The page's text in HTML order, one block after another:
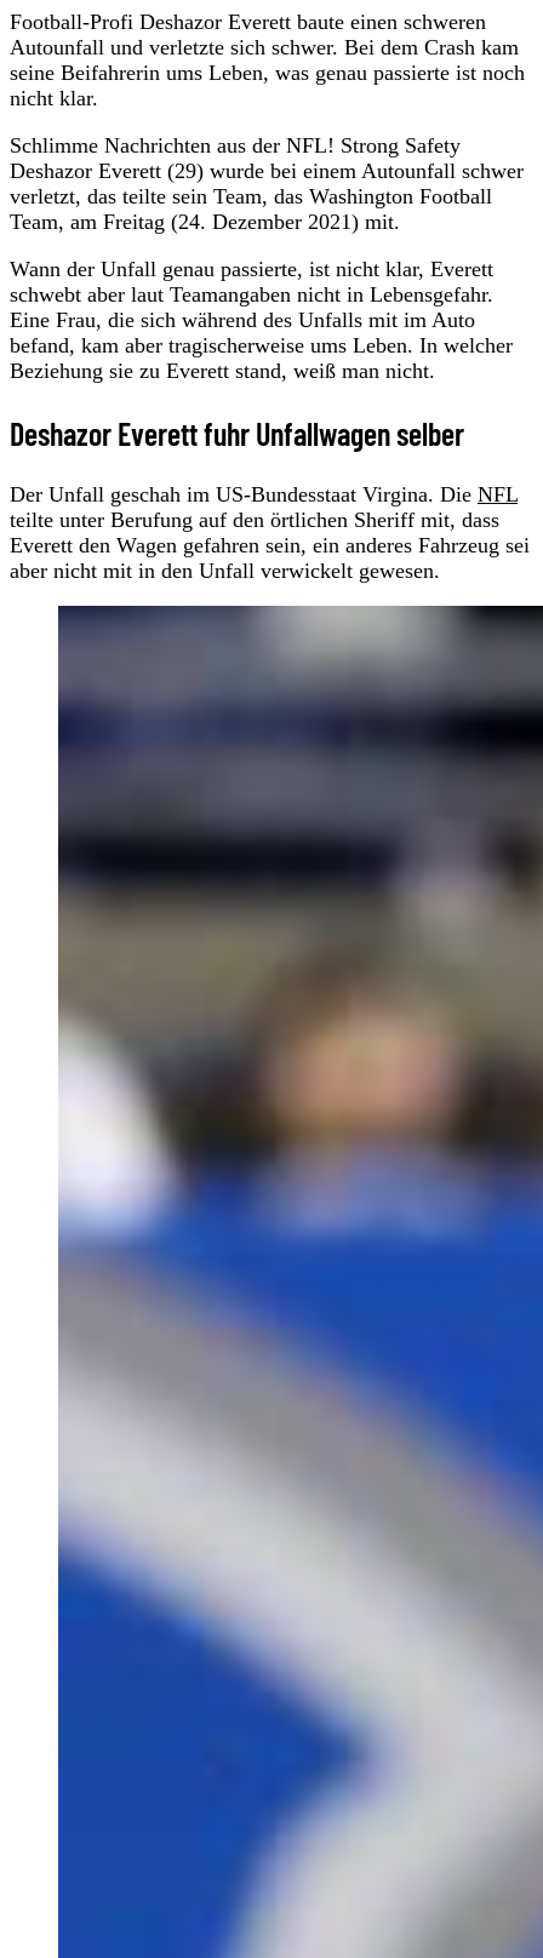
Football-Profi Deshazor Everett baute einen schweren
Autounfall und verletzte sich schwer. Bei dem Crash kam
seine Beifahrerin ums Leben, was genau passierte ist noch
nicht klar.
Schlimme Nachrichten aus der NFL! Strong Safety
Deshazor Everett (29) wurde bei einem Autounfall schwer
verletzt, das teilte sein Team, das Washington Football
Team, am Freitag (24. Dezember 2021) mit.
Wann der Unfall genau passierte, ist nicht klar, Everett
schwebt aber laut Teamangaben nicht in Lebensgefahr.
Eine Frau, die sich während des Unfalls mit im Auto
befand, kam aber tragischerweise ums Leben. In welcher
Beziehung sie zu Everett stand, weiß man nicht.
Deshazor Everett fuhr Unfallwagen selber
Der Unfall geschah im US-Bundesstaat Virgina. Die NFL
teilte unter Berufung auf den örtlichen Sheriff mit, dass
Everett den Wagen gefahren sein, ein anderes Fahrzeug sei
aber nicht mit in den Unfall verwickelt gewesen.